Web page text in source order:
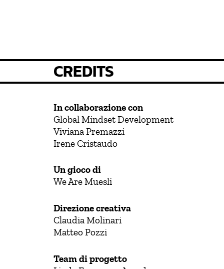
CREDITS
In collaborazione con
Global Mindset Development
Viviana Premazzi
Irene Cristaudo
Un gioco di
We Are Muesli
Direzione creativa
Claudia Molinari
Matteo Pozzi
Team di progetto